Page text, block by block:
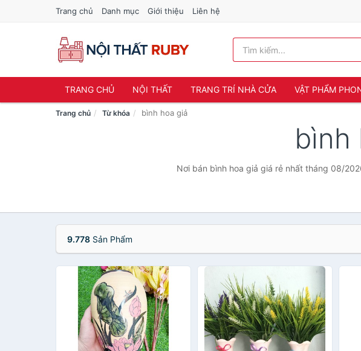
Trang chủ Danh mục Giới thiệu Liên hệ
TRANG CHỦ NỘI THẤT TRANG TRÍ NHÀ CỬA VẬT PHẨM
Trang chủ Từ khóa bình hoa giả
bình
Nơi bán bình hoa giả giá rẻ nhất tháng 08/
9.778 Sản Phẩm